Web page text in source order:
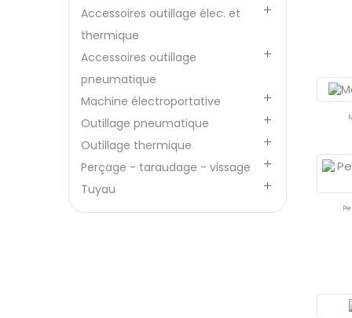
Accessoires outillage élec. et
thermique

Accessoires outillage
pneumatique

Machine électroportative 
Outillage pneumatique 
Outillage thermique 
Perçage - taraudage - vissage 
Tuyau 